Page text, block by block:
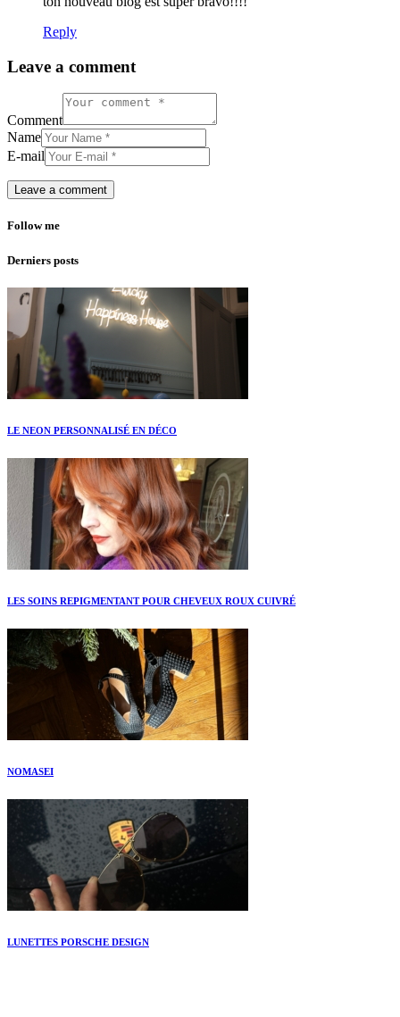
Reply
Leave a comment
Comment
Name
E-mail
Follow me
Derniers posts
LE NEON PERSONNALISÉ EN DÉCO
LES SOINS REPIGMENTANT POUR CHEVEUX ROUX CUIVRÉ
NOMASEI
LUNETTES PORSCHE DESIGN